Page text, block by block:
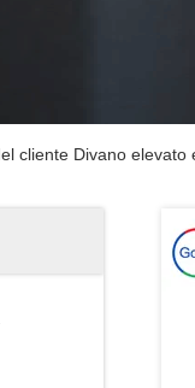
cliente Divano